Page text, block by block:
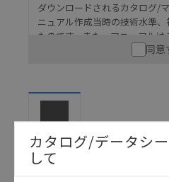
ダウンロードされるカタログ/
ニュアル作成当時の技術水準
ものです。また、マニュアル
ので、ご使用にあたっての安
うな用途に使用される場合
体の中で意図した用途に対
ていることを、必ず事前に
同意
カタログ/データシ
して